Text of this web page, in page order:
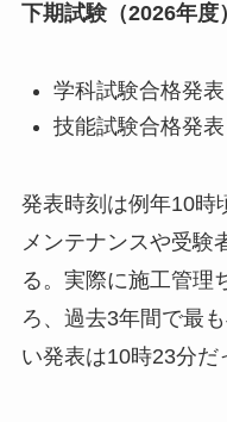
下期試験（2026年度）
学科試験合格発
技能試験合格発
発表時刻は例年10時
メンテナンスや受験
る。実際に施工管理
ろ、過去3年間で最
い発表は10時23分だ